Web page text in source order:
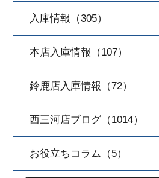
入庫情報（305）
本店入庫情報（107）
鈴鹿店入庫情報（72）
西三河店ブログ（1014）
お役立ちコラム（5）